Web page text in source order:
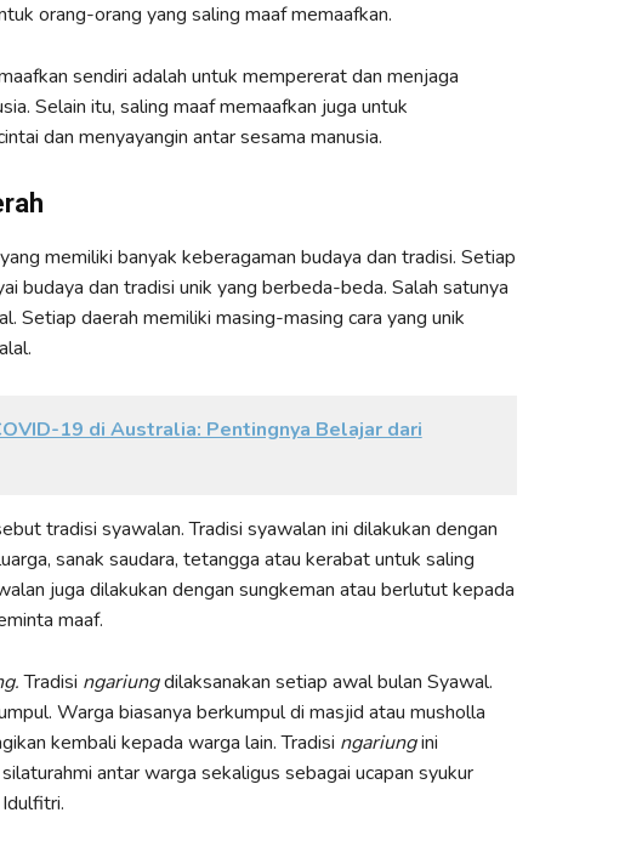
orang-orang yang saling maaf memaafkan.
sendiri adalah untuk mempererat dan menjaga
Selain itu, saling maaf memaafkan juga untuk
dan menyayangin antar sesama manusia.
memiliki banyak keberagaman budaya dan tradisi. Setiap
budaya dan tradisi unik yang berbeda-beda. Salah satunya
Setiap daerah memiliki masing-masing cara yang unik
19 di Australia: Pentingnya Belajar dari
tradisi syawalan. Tradisi syawalan ini dilakukan dengan
sanak saudara, tetangga atau kerabat untuk saling
juga dilakukan dengan sungkeman atau berlutut kepada
maaf.
Tradisi ngariungdilaksanakan setiap awal bulan Syawal.
Warga biasanya berkumpul di masjid atau musholla
kembali kepada warga lain. Tradisi ngariungini
antar warga sekaligus sebagai ucapan syukur